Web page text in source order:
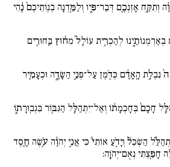
וְתִקַּ֥ח אָזְנְכֶ֖ם דְּבַר־פִּ֑יו וְלַמֵּ֚דְנָה בְנֽוֹתֵיכֶם֙ נֶ֔הִי
בְּאַרְמְנוֹתֵ֑ינוּ לְהַכְרִ֚ית עוֹלָל֙ מִח֔וּץ בַּֽחוּרִ֖ים
נִבְלַ֣ת הָֽאָדָ֔ם כְּדֹ֖מֶן עַל־פְּנֵ֣י הַשָּׂדֶ֑ה וּכְעָמִ֛יר
חָכָם֙ בְּחָכְמָת֔וֹ וְאַל־יִתְהַלֵּ֥ל הַגִּבּ֖וֹר בִּגְבֽוּרָת֑וֹ
הַשְׂכֵּל֘ וְיָדֹ֣עַ אוֹתִי֒ כִּי אֲנִ֣י יְהֹוָ֔ה עֹ֥שֶׂה חֶ֛סֶד
חָפַ֖צְתִּי נְאֻם־יְהֹוָֽה: